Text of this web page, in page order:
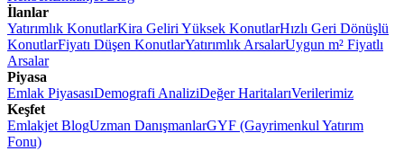
İlanlar
Yatırımlık KonutlarKira Geliri Yüksek KonutlarHızlı Geri Dönüşlü
KonutlarFiyatı Düşen KonutlarYatırımlık ArsalarUygun m² Fiyatlı
Arsalar
Piyasa
Emlak PiyasasıDemografi AnaliziDeğer HaritalarıVerilerimiz
Keşfet
Emlakjet BlogUzman DanışmanlarGYF (Gayrimenkul Yatırım
Fonu)